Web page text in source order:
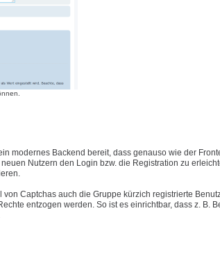
modernes Backend bereit, dass genauso wie der
Nutzern den Login bzw. die Registration zu
Captchas auch die Gruppe kürzich registrierte
entzogen werden. So ist es einrichtbar, dass z. B.